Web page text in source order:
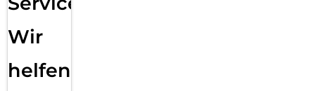
Wir
helfen